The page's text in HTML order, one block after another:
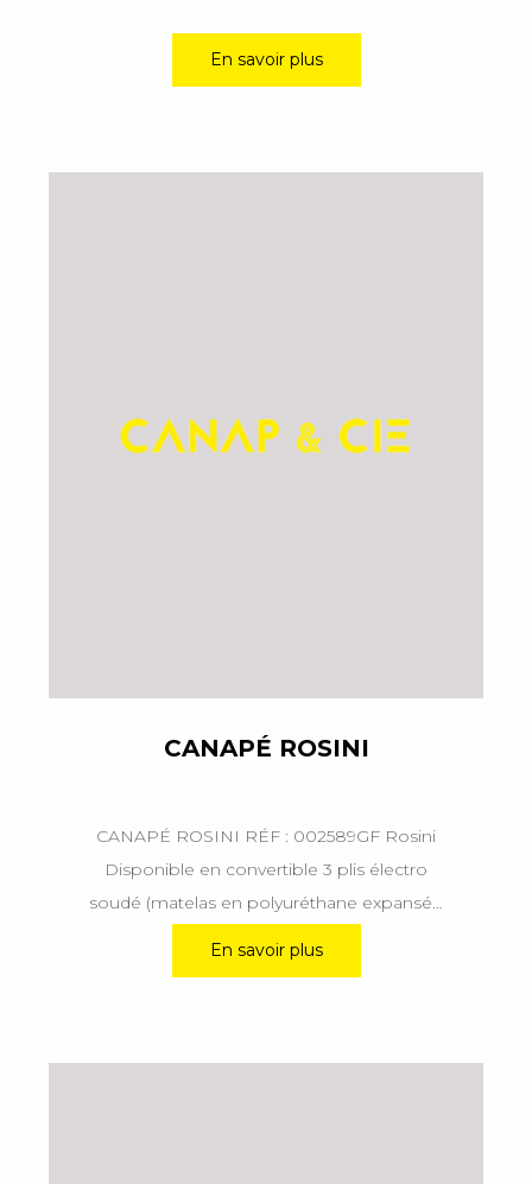
En savoir plus
CANAPÉ ROSINI
CANAPÉ ROSINI RÉF : 002589GF Rosini
Disponible en convertible 3 plis électro
soudé (matelas en polyuréthane expansé…
En savoir plus